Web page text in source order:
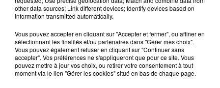
Gagnez vos entrées pour Plopsaland
other data sources; Link different devices; Identify devices based on
information transmitted automatically.
Vous pouvez accepter en cliquant sur "Accepter et fermer", ou affiner en
sélectionnant les finalités et/ou partenaires dans "Gérer mes choix".
Vous pouvez également refuser en cliquant sur "Continuer sans
accepter". Vos préférences ne s'appliqueront que pour ce site. Vous
pouvez mettre à jour vos choix, ou retirer votre consentement à tout
moment via le lien "Gérer les cookies" situé en bas de chaque page.